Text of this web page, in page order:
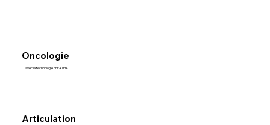
avec la technologie EFFATHA
Oncologie
Articulation